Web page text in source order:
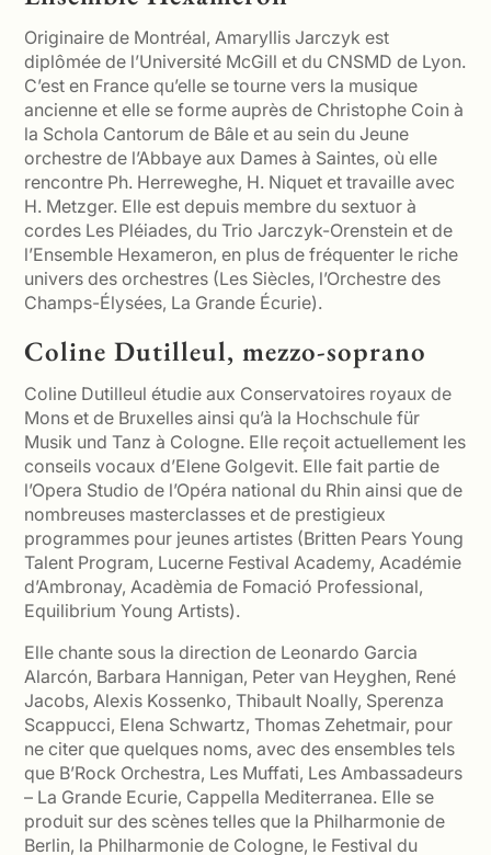
Originaire de Montréal, Amaryllis Jarczyk est
diplômée de l’Université McGill et du CNSMD de Lyon.
C’est en France qu’elle se tourne vers la musique
ancienne et elle se forme auprès de Christophe Coin à
la Schola Cantorum de Bâle et au sein du Jeune
orchestre de l’Abbaye aux Dames à Saintes, où elle
rencontre Ph. Herreweghe, H. Niquet et travaille avec
H. Metzger. Elle est depuis membre du sextuor à
cordes Les Pléiades, du Trio Jarczyk-Orenstein et de
l’Ensemble Hexameron, en plus de fréquenter le riche
univers des orchestres (Les Siècles, l’Orchestre des
Champs-Élysées, La Grande Écurie).
Coline Dutilleul, mezzo-soprano
Coline Dutilleul étudie aux Conservatoires royaux de
Mons et de Bruxelles ainsi qu’à la Hochschule für
Musik und Tanz à Cologne. Elle reçoit actuellement les
conseils vocaux d’Elene Golgevit. Elle fait partie de
l’Opera Studio de l’Opéra national du Rhin ainsi que de
nombreuses masterclasses et de prestigieux
programmes pour jeunes artistes (Britten Pears Young
Talent Program, Lucerne Festival Academy, Académie
d’Ambronay, Acadèmia de Fomació Professional,
Equilibrium Young Artists).
Elle chante sous la direction de Leonardo Garcia
Alarcón, Barbara Hannigan, Peter van Heyghen, René
Jacobs, Alexis Kossenko, Thibault Noally, Sperenza
Scappucci, Elena Schwartz, Thomas Zehetmair, pour
ne citer que quelques noms, avec des ensembles tels
que B’Rock Orchestra, Les Muffati, Les Ambassadeurs
– La Grande Ecurie, Cappella Mediterranea. Elle se
produit sur des scènes telles que la Philharmonie de
Berlin, la Philharmonie de Cologne, le Festival du